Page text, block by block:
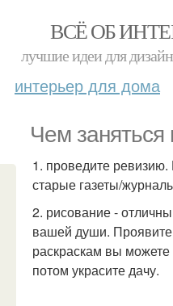
ВСЁ ОБ
лучшие идеи для
интерьер для дома
Чем заняться
1. проведите ревизию.
старые газеты/
2. рисование -
вашей души. Проявите
раскраскам вы
потом украсите дачу.